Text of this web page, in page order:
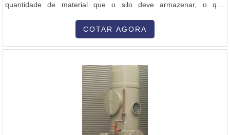
quantidade de material que o silo deve armazenar, o que
Tipo de Material Armazenado: Diferentes tipos de materiais podem
Pressão: Os silos são projetados para suportar a pressão interna
do material armazenado. Isso envolve cálculos estruturais para
garantir que as paredes e a base suportem a carga com
técnicas de segurança, como as normas NR-12, ABNT NBR 15544
(silos metálicos) e normas internacionais de construção de silos e
COTAR AGORA